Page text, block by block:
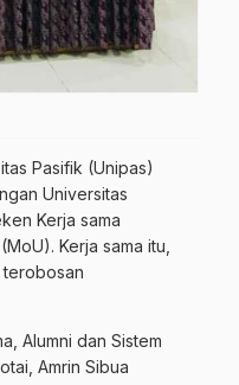
Pasifik (Unipas)
Universitas
Kerja sama
Kerja sama itu,
terobosan
Alumni dan Sistem
Amrin Sibua